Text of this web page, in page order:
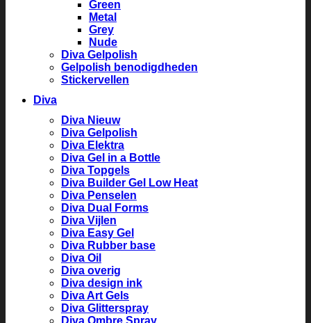
Green
Metal
Grey
Nude
Diva Gelpolish
Gelpolish benodigdheden
Stickervellen
Diva
Diva Nieuw
Diva Gelpolish
Diva Elektra
Diva Gel in a Bottle
Diva Topgels
Diva Builder Gel Low Heat
Diva Penselen
Diva Dual Forms
Diva Vijlen
Diva Easy Gel
Diva Rubber base
Diva Oil
Diva overig
Diva design ink
Diva Art Gels
Diva Glitterspray
Diva Ombre Spray